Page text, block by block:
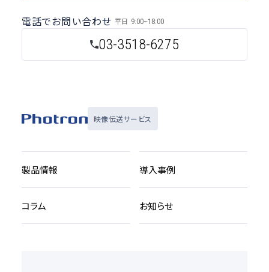
03-3518-6275
電話でお問い合わせ 平日 9:00~18:00
映像伝送サービス
製品情報 導入事例
コラム お知らせ